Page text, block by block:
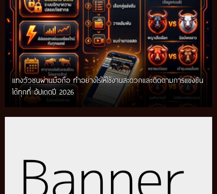
แทงวัวชนผ่านมือถือ ทำอย่างไรให้ใช้งานสะดวกและติดตามการแข่งขัน
ได้ทุกที่ อัปเดตปี 2026